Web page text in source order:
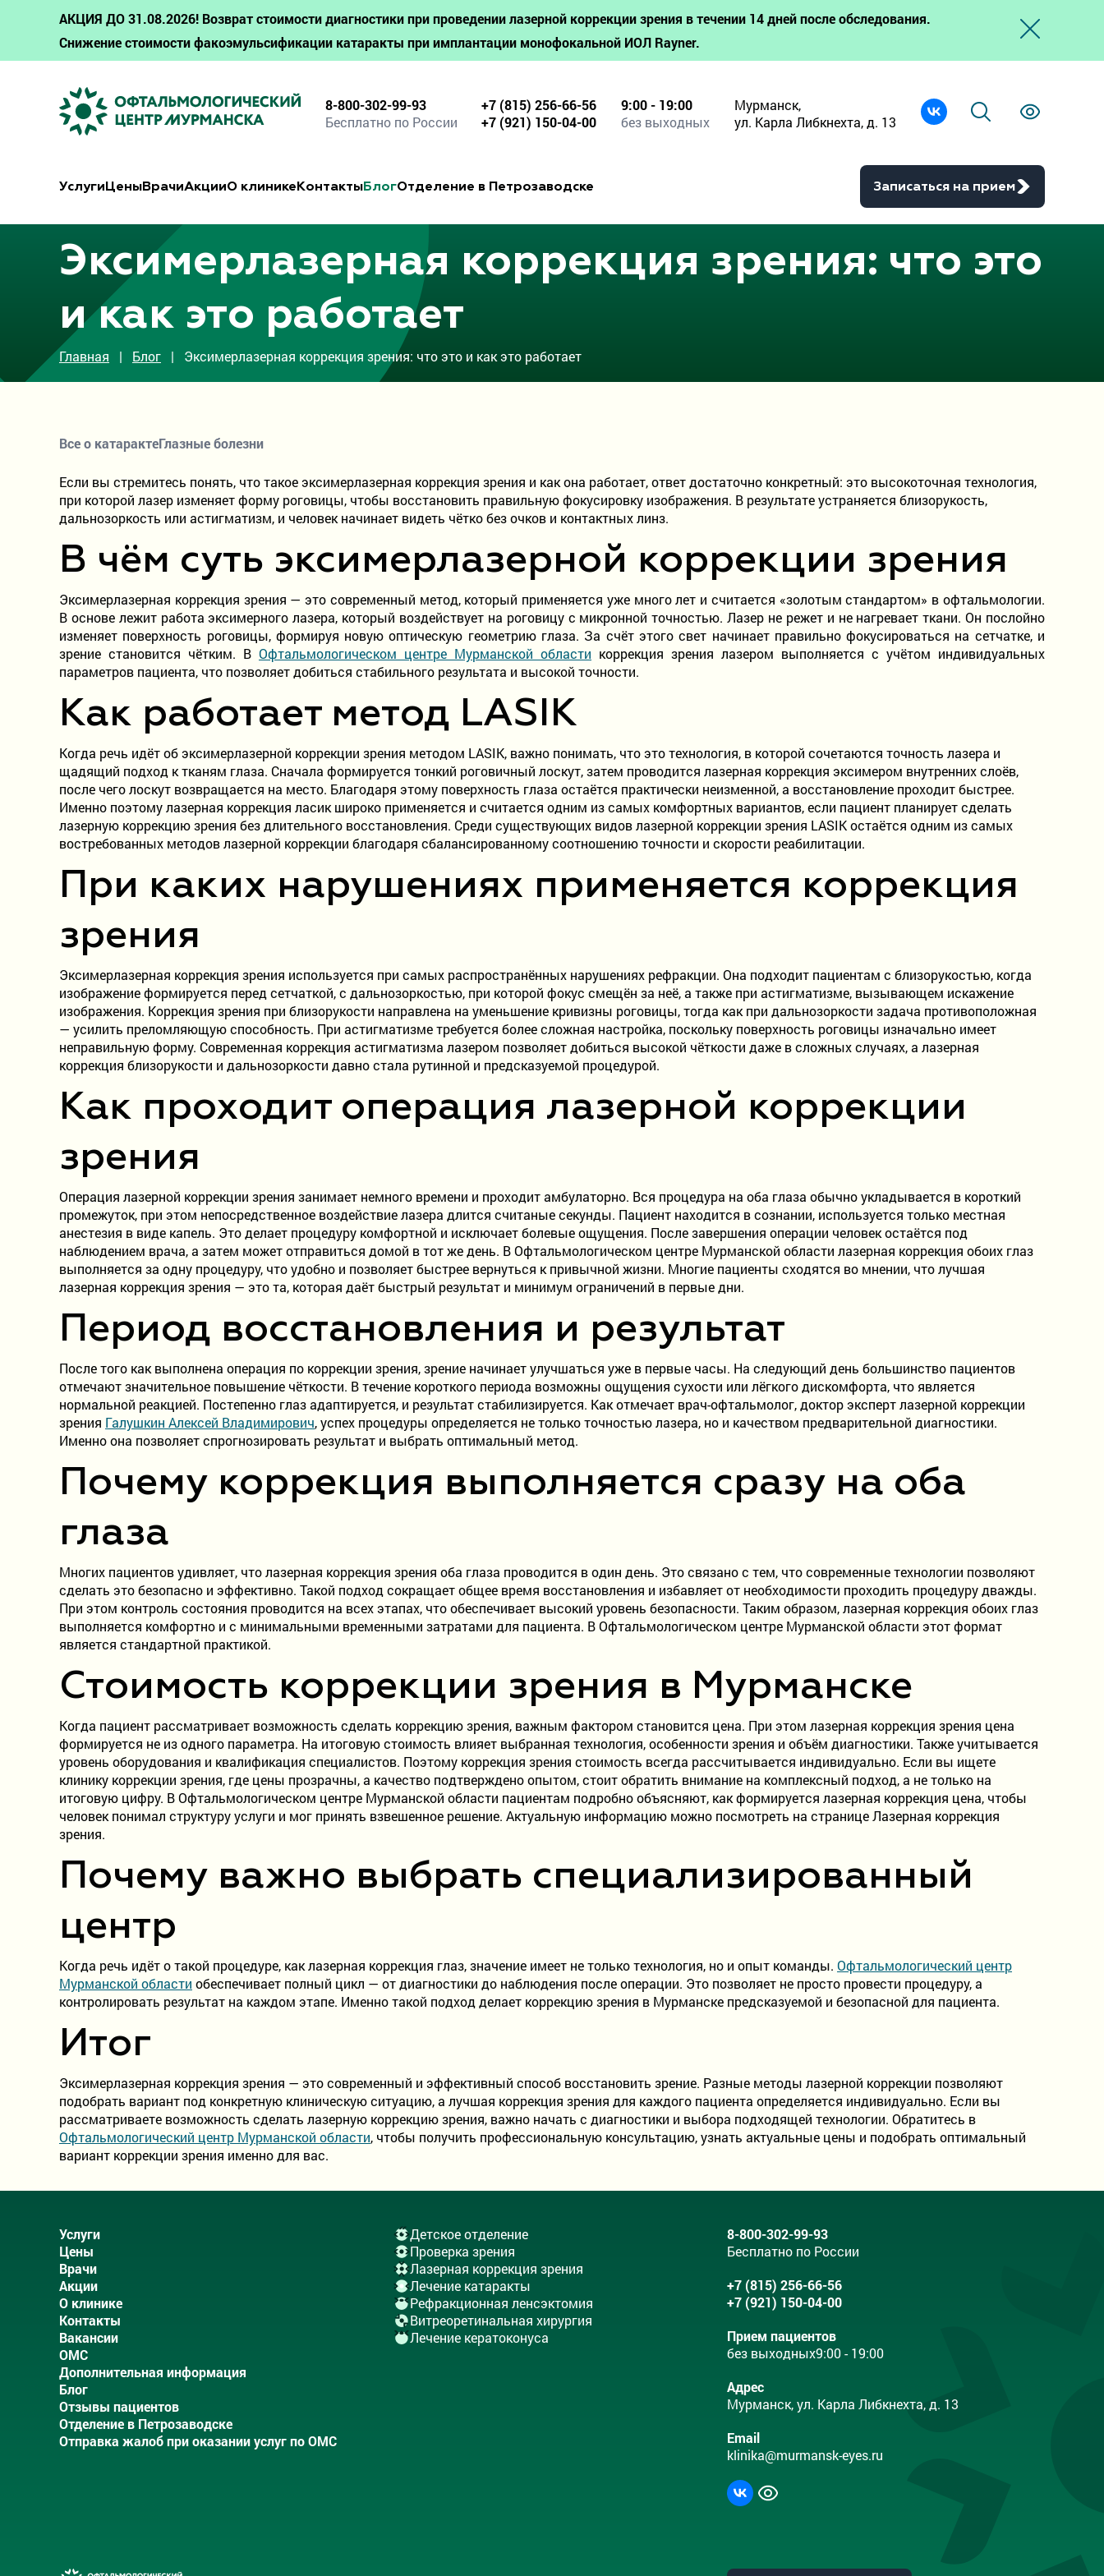
АКЦИЯ ДО 31.08.2026! Возврат стоимости диагностики при проведении лазерной коррекции зрения в течении 14 дней после обследования.
Снижение стоимости факоэмульсификации катаракты при имплантации монофокальной ИОЛ Rayner.
8-800-302-99-93
Бесплатно по России
+7 (815) 256-66-56
+7 (921) 150-04-00
9:00 - 19:00
без выходных
Мурманск,
ул. Карла Либкнехта, д. 13
УслугиЦеныВрачиАкцииО клиникеКонтактыБлогОтделение в Петрозаводске Записаться на прием
Эксимерлазерная коррекция зрения: что это
и как это работает
Главная | Блог | Эксимерлазерная коррекция зрения: что это и как это работает
Все о катарактеГлазные болезни
Если вы стремитесь понять, что такое эксимерлазерная коррекция зрения и как она работает, ответ достаточно конкретный: это высокоточная технология,
при которой лазер изменяет форму роговицы, чтобы восстановить правильную фокусировку изображения. В результате устраняется близорукость,
дальнозоркость или астигматизм, и человек начинает видеть чётко без очков и контактных линз.
В чём суть эксимерлазерной коррекции зрения
Эксимерлазерная коррекция зрения — это современный метод, который применяется уже много лет и считается «золотым стандартом» в офтальмологии.
В основе лежит работа эксимерного лазера, который воздействует на роговицу с микронной точностью. Лазер не режет и не нагревает ткани. Он послойно
изменяет поверхность роговицы, формируя новую оптическую геометрию глаза. За счёт этого свет начинает правильно фокусироваться на сетчатке, и
зрение становится чётким. В Офтальмологическом центре Мурманской области коррекция зрения лазером выполняется с учётом индивидуальных
параметров пациента, что позволяет добиться стабильного результата и высокой точности.
Как работает метод LASIK
Когда речь идёт об эксимерлазерной коррекции зрения методом LASIK, важно понимать, что это технология, в которой сочетаются точность лазера и
щадящий подход к тканям глаза. Сначала формируется тонкий роговичный лоскут, затем проводится лазерная коррекция эксимером внутренних слоёв,
после чего лоскут возвращается на место. Благодаря этому поверхность глаза остаётся практически неизменной, а восстановление проходит быстрее.
Именно поэтому лазерная коррекция ласик широко применяется и считается одним из самых комфортных вариантов, если пациент планирует сделать
лазерную коррекцию зрения без длительного восстановления. Среди существующих видов лазерной коррекции зрения LASIK остаётся одним из самых
востребованных методов лазерной коррекции благодаря сбалансированному соотношению точности и скорости реабилитации.
При каких нарушениях применяется коррекция
зрения
Эксимерлазерная коррекция зрения используется при самых распространённых нарушениях рефракции. Она подходит пациентам с близорукостью, когда
изображение формируется перед сетчаткой, с дальнозоркостью, при которой фокус смещён за неё, а также при астигматизме, вызывающем искажение
изображения. Коррекция зрения при близорукости направлена на уменьшение кривизны роговицы, тогда как при дальнозоркости задача противоположная
— усилить преломляющую способность. При астигматизме требуется более сложная настройка, поскольку поверхность роговицы изначально имеет
неправильную форму. Современная коррекция астигматизма лазером позволяет добиться высокой чёткости даже в сложных случаях, а лазерная
коррекция близорукости и дальнозоркости давно стала рутинной и предсказуемой процедурой.
Как проходит операция лазерной коррекции
зрения
Операция лазерной коррекции зрения занимает немного времени и проходит амбулаторно. Вся процедура на оба глаза обычно укладывается в короткий
промежуток, при этом непосредственное воздействие лазера длится считаные секунды. Пациент находится в сознании, используется только местная
анестезия в виде капель. Это делает процедуру комфортной и исключает болевые ощущения. После завершения операции человек остаётся под
наблюдением врача, а затем может отправиться домой в тот же день. В Офтальмологическом центре Мурманской области лазерная коррекция обоих глаз
выполняется за одну процедуру, что удобно и позволяет быстрее вернуться к привычной жизни. Многие пациенты сходятся во мнении, что лучшая
лазерная коррекция зрения — это та, которая даёт быстрый результат и минимум ограничений в первые дни.
Период восстановления и результат
После того как выполнена операция по коррекции зрения, зрение начинает улучшаться уже в первые часы. На следующий день большинство пациентов
отмечают значительное повышение чёткости. В течение короткого периода возможны ощущения сухости или лёгкого дискомфорта, что является
нормальной реакцией. Постепенно глаз адаптируется, и результат стабилизируется. Как отмечает врач-офтальмолог, доктор эксперт лазерной коррекции
зрения Галушкин Алексей Владимирович, успех процедуры определяется не только точностью лазера, но и качеством предварительной диагностики.
Именно она позволяет спрогнозировать результат и выбрать оптимальный метод.
Почему коррекция выполняется сразу на оба
глаза
Многих пациентов удивляет, что лазерная коррекция зрения оба глаза проводится в один день. Это связано с тем, что современные технологии позволяют
сделать это безопасно и эффективно. Такой подход сокращает общее время восстановления и избавляет от необходимости проходить процедуру дважды.
При этом контроль состояния проводится на всех этапах, что обеспечивает высокий уровень безопасности. Таким образом, лазерная коррекция обоих глаз
выполняется комфортно и с минимальными временными затратами для пациента. В Офтальмологическом центре Мурманской области этот формат
является стандартной практикой.
Стоимость коррекции зрения в Мурманске
Когда пациент рассматривает возможность сделать коррекцию зрения, важным фактором становится цена. При этом лазерная коррекция зрения цена
формируется не из одного параметра. На итоговую стоимость влияет выбранная технология, особенности зрения и объём диагностики. Также учитывается
уровень оборудования и квалификация специалистов. Поэтому коррекция зрения стоимость всегда рассчитывается индивидуально. Если вы ищете
клинику коррекции зрения, где цены прозрачны, а качество подтверждено опытом, стоит обратить внимание на комплексный подход, а не только на
итоговую цифру. В Офтальмологическом центре Мурманской области пациентам подробно объясняют, как формируется лазерная коррекция цена, чтобы
человек понимал структуру услуги и мог принять взвешенное решение. Актуальную информацию можно посмотреть на странице Лазерная коррекция
зрения.
Почему важно выбрать специализированный
центр
Когда речь идёт о такой процедуре, как лазерная коррекция глаз, значение имеет не только технология, но и опыт команды. Офтальмологический центр
Мурманской области обеспечивает полный цикл — от диагностики до наблюдения после операции. Это позволяет не просто провести процедуру, а
контролировать результат на каждом этапе. Именно такой подход делает коррекцию зрения в Мурманске предсказуемой и безопасной для пациента.
Итог
Эксимерлазерная коррекция зрения — это современный и эффективный способ восстановить зрение. Разные методы лазерной коррекции позволяют
подобрать вариант под конкретную клиническую ситуацию, а лучшая коррекция зрения для каждого пациента определяется индивидуально. Если вы
рассматриваете возможность сделать лазерную коррекцию зрения, важно начать с диагностики и выбора подходящей технологии. Обратитесь в
Офтальмологический центр Мурманской области, чтобы получить профессиональную консультацию, узнать актуальные цены и подобрать оптимальный
вариант коррекции зрения именно для вас.
Услуги
Цены
Врачи
Акции
О клинике
Контакты
Вакансии
ОМС
Дополнительная информация
Блог
Отзывы пациентов
Отделение в Петрозаводске
Отправка жалоб при оказании услуг по ОМС
Детское отделение
Проверка зрения
Лазерная коррекция зрения
Лечение катаракты
Рефракционная ленсэктомия
Витреоретинальная хирургия
Лечение кератоконуса
8-800-302-99-93
Бесплатно по России
+7 (815) 256-66-56
+7 (921) 150-04-00
Прием пациентов
9:00 - 19:00
без выходных
Адрес
Мурманск, ул. Карла Либкнехта, д. 13
Email
klinika@murmansk-eyes.ru